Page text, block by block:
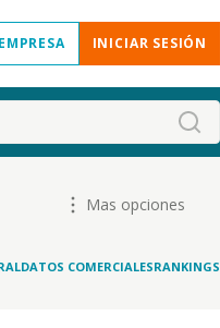
INICIAR SESIÓN
Mas opciones
DATOS COMERCIALESRANKINGS